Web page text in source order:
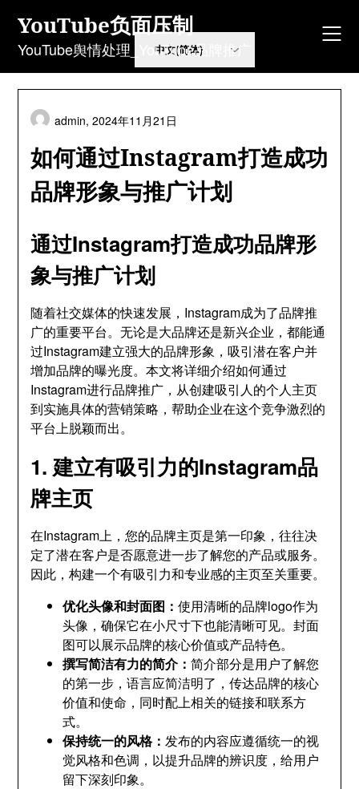
content
YouTube负面压制
YouTube舆情处理_YouTube品牌推广
如何通过Instagram打造成功
品牌形象与推广计划
admin,2024年11月21日
通过Instagram打造成功品牌形
象与推广计划
随着社交媒体的快速发展，Instagram成为了品牌推
广的重要平台。无论是大品牌还是新兴企业，都能通
过Instagram建立强大的品牌形象，吸引潜在客户并
增加品牌的曝光度。本文将详细介绍如何通过
Instagram进行品牌推广，从创建吸引人的个人主页
到实施具体的营销策略，帮助企业在这个竞争激烈的
平台上脱颖而出。
1. 建立有吸引力的Instagram品
牌主页
在Instagram上，您的品牌主页是第一印象，往往决
定了潜在客户是否愿意进一步了解您的产品或服务。
因此，构建一个有吸引力和专业感的主页至关重要。
优化头像和封面图：使用清晰的品牌logo作为
头像，确保它在小尺寸下也能清晰可见。封面
图可以展示品牌的核心价值或产品特色。
撰写简洁有力的简介：简介部分是用户了解您
的第一步，语言应简洁明了，传达品牌的核心
价值和使命，同时配上相关的链接和联系方
式。
保持统一的风格：发布的内容应遵循统一的视
觉风格和色调，以提升品牌的辨识度，给用户
留下深刻印象。